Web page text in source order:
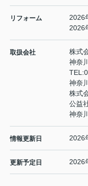
リフォーム
2026
2026
取扱会社
株式
神奈
TEL:
神奈
株式
公益
神奈
情報更新日 2026
更新予定日 2026